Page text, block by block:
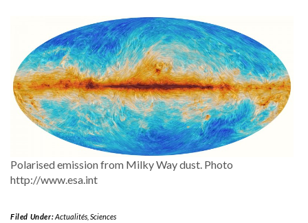
Polarised emission from Milky Way dust. Photo
http://www.esa.int
Filed Under:Actualités, Sciences